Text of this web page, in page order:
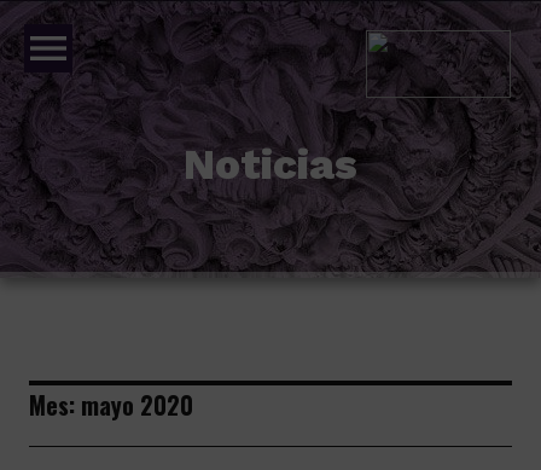
menu
Noticias
Mes: mayo 2020